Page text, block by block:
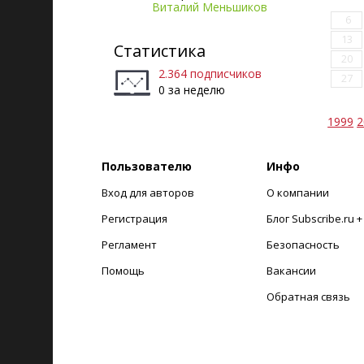
Виталий Меньшиков
Статистика
2.364 подписчиков
0 за неделю
6
13
20
27
1999
Пользователю
Вход для авторов
Регистрация
Регламент
Помощь
Инфо
О компании
Блог Subscribe.ru +
Безопасность
Вакансии
Обратная связь